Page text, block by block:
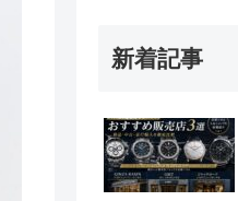
新着記事